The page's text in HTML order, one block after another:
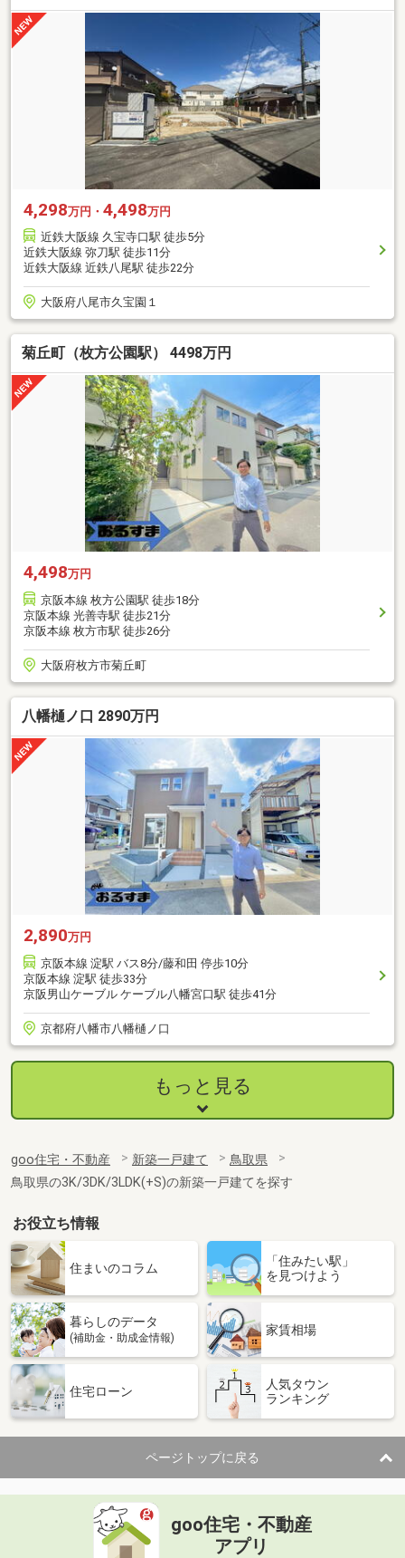
4,298万円・ 4,498万円
近鉄大阪線 久宝寺口駅 徒歩5分
近鉄大阪線 弥刀駅 徒歩11分
近鉄大阪線 近鉄八尾駅 徒歩22分
大阪府八尾市久宝園１
菊丘町（枚方公園駅） 4498万円
4,498万円
京阪本線 枚方公園駅 徒歩18分
京阪本線 光善寺駅 徒歩21分
京阪本線 枚方市駅 徒歩26分
大阪府枚方市菊丘町
八幡樋ノ口 2890万円
2,890万円
京阪本線 淀駅 バス8分/藤和田 停歩10分
京阪本線 淀駅 徒歩33分
京阪男山ケーブル ケーブル八幡宮口駅 徒歩41分
京都府八幡市八幡樋ノ口
もっと見る
goo住宅・不動産 新築一戸建て
鳥取県
鳥取県の3K/3DK/3LDK(+S)の新築一戸建てを探す
お役立ち情報
住まいのコラム
「住みたい駅」
を見つけよう
暮らしのデータ
(補助金・助成金情報)
家賃相場
住宅ローン
人気タウン
ランキング
ページトップに戻る
goo住宅・不動産
アプリ